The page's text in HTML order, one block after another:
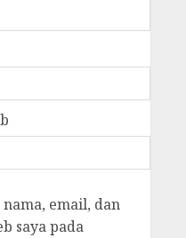
nama, email, dan
saya pada